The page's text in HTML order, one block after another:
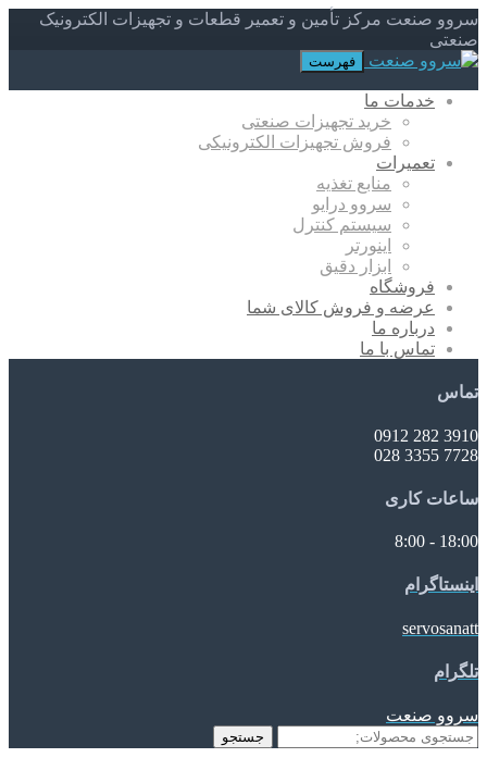
سروو صنعت مرکز تأمین و تعمیر قطعات و تجهیزات الکترونیک
صنعتی
فهرست
خدمات ما
خرید تجهیزات صنعتی
فروش تجهیزات الکترونیکی
تعمیرات
منابع تغذیه
سروو درایو
سیستم کنترل
اینورتر
ابزار دقیق
فروشگاه
عرضه و فروش کالای شما
درباره ما
تماس با ما
تماس
3910 282 0912
7728 3355 028
ساعات کاری
18:00 - 8:00
اینستاگرام
servosanatt
تلگرام
سروو صنعت
جستجو
جستجو